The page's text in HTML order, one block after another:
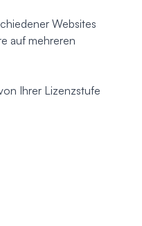
Websites
auf mehreren
Ihrer Lizenzstufe